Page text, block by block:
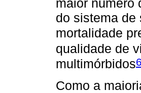
maior número
do sistema de
mortalidade
qualidade de
multimórbidos6
Como a